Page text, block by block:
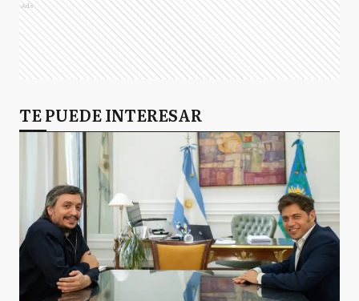
Ads
TE PUEDE INTERESAR